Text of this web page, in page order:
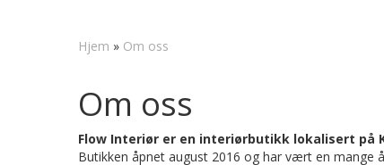
Hjem » Om oss
Om oss
Flow Interiør er en interiørbutikk lokalisert på
Butikken åpnet august 2016 og har vært en mange